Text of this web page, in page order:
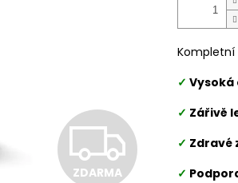
Z
ZDARMA
Kompletní
✓
✓ Zářivě
✓ Zdravé
✓